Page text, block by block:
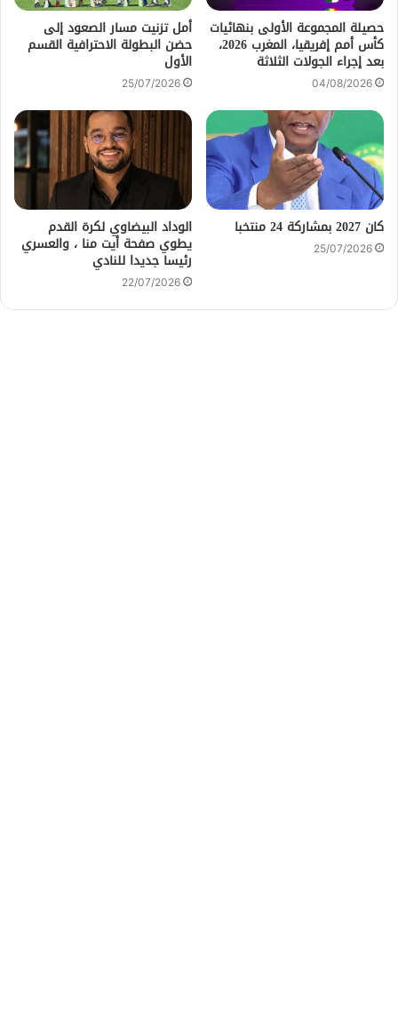
حصيلة المجموعة الأولى بنهائيات
كأس أمم إفريقيا، المغرب 2026،
بعد إجراء الجولات الثلاثة
04/08/2026
أمل تزنيت مسار الصعود إلى
حضن البطولة الاحترافية القسم
الأول
25/07/2026
كان 2027 بمشاركة 24 منتخبا
25/07/2026
الوداد البيضاوي لكرة القدم
يطوي صفحة أيت منا ، والعسري
رئيسا جديدا للنادي
22/07/2026